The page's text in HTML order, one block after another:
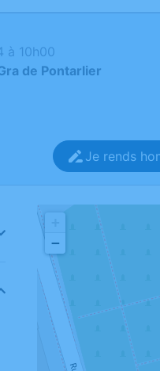
à 10h00
de Pontarlier
Je rends
−